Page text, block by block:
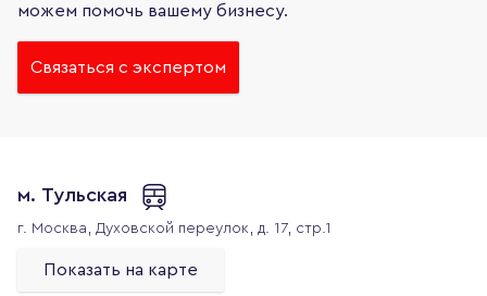
можем помочь вашему бизнесу.
Связаться с экспертом
м. Тульская
г. Москва, Духовской переулок, д. 17, стр.1
Показать на карте